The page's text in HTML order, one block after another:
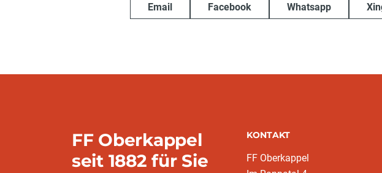
Email Facebook Whatsapp
FF Oberkappel
seit 1882 für Sie
KONTAKT
FF Oberkappel